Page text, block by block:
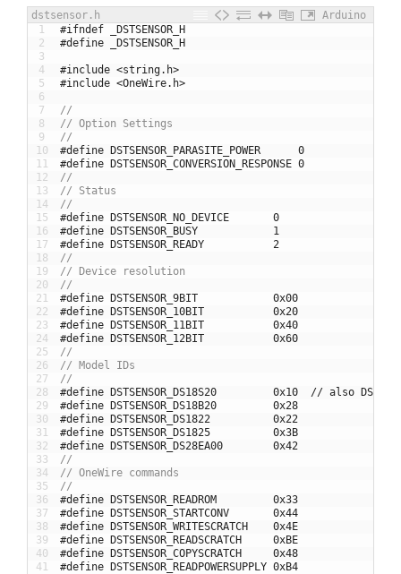
dstsensor.h
Arduino
1
2
3
4
5
6
7
8
9
10
11
12
13
14
15
16
17
18
19
20
21
22
23
24
25
26
27
28
29
30
31
32
33
34
35
36
37
38
39
40
41
#ifndef _DSTSENSOR_H
#define _DSTSENSOR_H
#include <string.h>
#include <OneWire.h>
//
// Option Settings
//
#define DSTSENSOR_PARASITE_POWER      0
#define DSTSENSOR_CONVERSION_RESPONSE 0
//
// Status
//
#define DSTSENSOR_NO_DEVICE       0
#define DSTSENSOR_BUSY            1
#define DSTSENSOR_READY           2
//
// Device resolution
//
#define DSTSENSOR_9BIT            0x00
#define DSTSENSOR_10BIT           0x20
#define DSTSENSOR_11BIT           0x40
#define DSTSENSOR_12BIT           0x60
//
// Model IDs
//
#define DSTSENSOR_DS18S20         0x10  // also DS1820
#define DSTSENSOR_DS18B20         0x28
#define DSTSENSOR_DS1822          0x22
#define DSTSENSOR_DS1825          0x3B
#define DSTSENSOR_DS28EA00        0x42
//
// OneWire commands
//
#define DSTSENSOR_READROM         0x33
#define DSTSENSOR_STARTCONV       0x44
#define DSTSENSOR_WRITESCRATCH    0x4E
#define DSTSENSOR_READSCRATCH     0xBE
#define DSTSENSOR_COPYSCRATCH     0x48
#define DSTSENSOR_READPOWERSUPPLY 0xB4